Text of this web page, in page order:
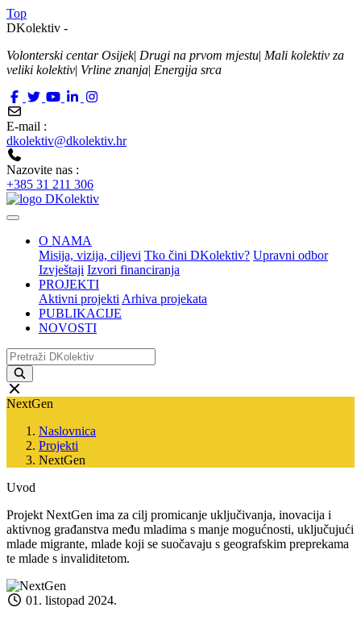
Top
DKolektiv -
Volonterski centar Osijek| Drugi na prvom mjestu| Mali kolektiv za
veliki kolektiv| Vrline znanja| Energija srca
E-mail :
dkolektiv@dkolektiv.hr
Nazovite nas :
+385 31 211 306
O NAMA
Misija, vizija, ciljevi Tko čini DKolektiv? Upravni odbor
Izvještaji Izvori financiranja
PROJEKTI
Aktivni projekti Arhiva projekata
PUBLIKACIJE
NOVOSTI
NextGen
Naslovnica
Projekti
NextGen
Uvod
Projekt NextGen ima za cilj promicanje uključivanja, inovacija i
aktivnog građanstva među mladima s manje mogućnosti, uključujući
mlade migrante, mlade koji se suočavaju s geografskim preprekama
te mlade s invaliditetom.
01. listopad 2024.